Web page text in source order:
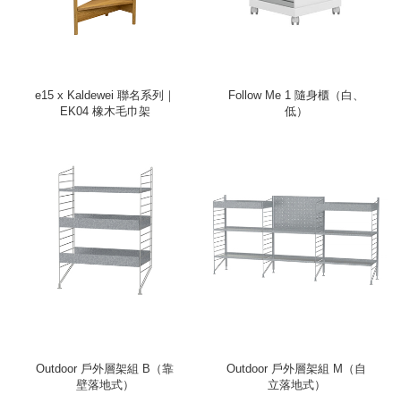
e15 x Kaldewei 聯名系列｜
EK04 橡木毛巾架
Follow Me 1 隨身櫃（白、
低）
Outdoor 戶外層架組 B（靠
壁落地式）
Outdoor 戶外層架組 M（自
立落地式）